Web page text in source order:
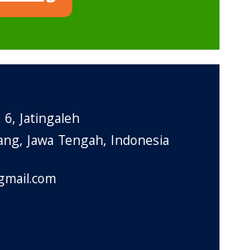
Jatingaleh
Jawa Tengah, Indonesia